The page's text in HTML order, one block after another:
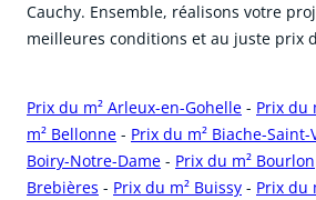
Cauchy. Ensemble, réalisons votre
meilleures conditions et au juste prix
Prix du m² Arleux-en-Gohelle - Prix du
m² Bellonne - Prix du m² Biache-Saint-
Boiry-Notre-Dame - Prix du m² Bourlon
Brebières - Prix du m² Buissy - Prix du